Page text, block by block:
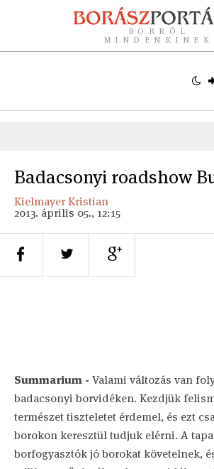
BORRÓL
MINDENKINEK
Badacsonyi roadshow
Kielmayer Kristian
2013. április 05., 12:15
Summarium - Valami változás van
badacsonyi borvidéken. Kezdjük
természet tiszteletet érdemel, és ezt
borokon keresztül tudjuk elérni. A
borfogyasztók jó borokat követelnek,